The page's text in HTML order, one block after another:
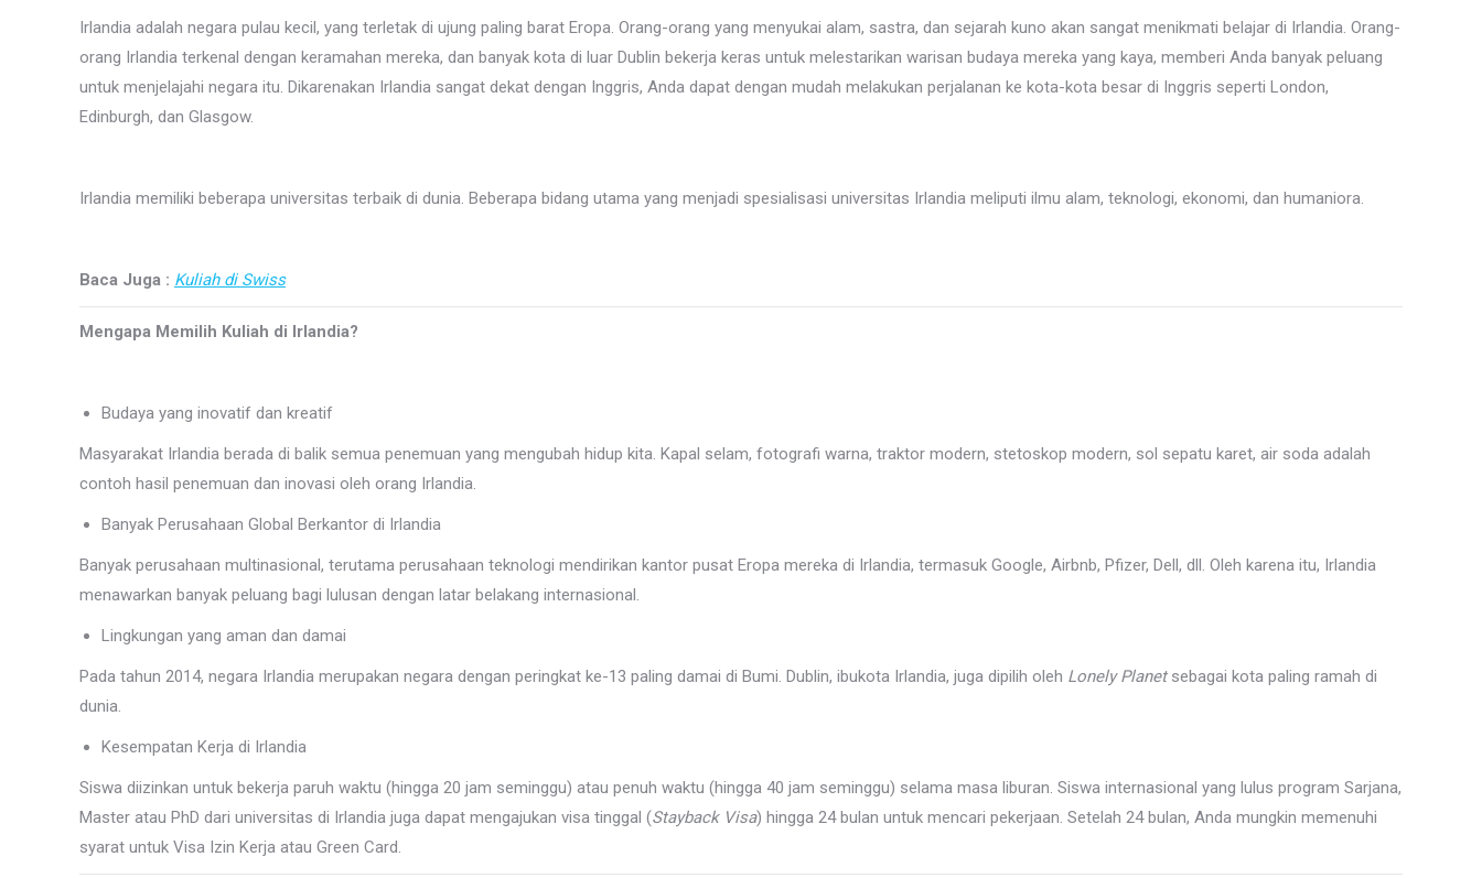
Irlandia adalah negara pulau kecil, yang terletak di ujung paling barat Eropa. Orang-orang yang menyukai alam, sastra, dan sejarah kuno akan sangat menikmati belajar di Irlandia. Orang-
orang Irlandia terkenal dengan keramahan mereka, dan banyak kota di luar Dublin bekerja keras untuk melestarikan warisan budaya mereka yang kaya, memberi Anda banyak peluang
untuk menjelajahi negara itu. Dikarenakan Irlandia sangat dekat dengan Inggris, Anda dapat dengan mudah melakukan perjalanan ke kota-kota besar di Inggris seperti London,
Edinburgh, dan Glasgow.
Irlandia memiliki beberapa universitas terbaik di dunia. Beberapa bidang utama yang menjadi spesialisasi universitas Irlandia meliputi ilmu alam, teknologi, ekonomi, dan humaniora.
Baca Juga : Kuliah di Swiss
Mengapa Memilih Kuliah di Irlandia?
Budaya yang inovatif dan kreatif
Masyarakat Irlandia berada di balik semua penemuan yang mengubah hidup kita. Kapal selam, fotografi warna, traktor modern, stetoskop modern, sol sepatu karet, air soda adalah
contoh hasil penemuan dan inovasi oleh orang Irlandia.
Banyak Perusahaan Global Berkantor di Irlandia
Banyak perusahaan multinasional, terutama perusahaan teknologi mendirikan kantor pusat Eropa mereka di Irlandia, termasuk Google, Airbnb, Pfizer, Dell, dll. Oleh karena itu, Irlandia
menawarkan banyak peluang bagi lulusan dengan latar belakang internasional.
Lingkungan yang aman dan damai
Pada tahun 2014, negara Irlandia merupakan negara dengan peringkat ke-13 paling damai di Bumi. Dublin, ibukota Irlandia, juga dipilih oleh Lonely Planetsebagai kota paling ramah di
dunia.
Kesempatan Kerja di Irlandia
Siswa diizinkan untuk bekerja paruh waktu (hingga 20 jam seminggu) atau penuh waktu (hingga 40 jam seminggu) selama masa liburan. Siswa internasional yang lulus program Sarjana,
Master atau PhD dari universitas di Irlandia juga dapat mengajukan visa tinggal (Stayback Visa) hingga 24 bulan untuk mencari pekerjaan. Setelah 24 bulan, Anda mungkin memenuhi
syarat untuk Visa Izin Kerja atau Green Card.